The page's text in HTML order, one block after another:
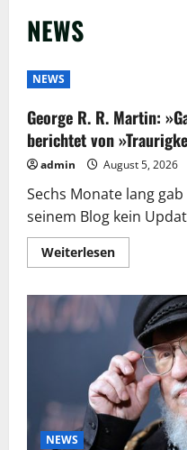
NEWS
NEWS
George R. R. Martin:
berichtet von
admin August 5, 2026
Sechs Monate lang
seinem Blog kein
WeiterlesenMehr
Martin:
»Game
of
Thrones«-
Autor
berichtet
von
und
NEWS